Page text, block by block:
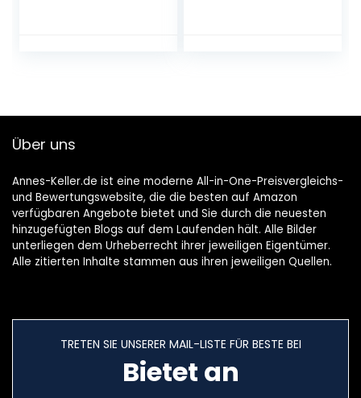
Über uns
Annes-Keller.de ist eine moderne All-in-One-Preisvergleichs-
und Bewertungswebsite, die die besten auf Amazon
verfügbaren Angebote bietet und Sie durch die neuesten
hinzugefügten Blogs auf dem Laufenden hält. Alle Bilder
unterliegen dem Urheberrecht ihrer jeweiligen Eigentümer.
Alle zitierten Inhalte stammen aus ihren jeweiligen Quellen.
TRETEN SIE UNSERER MAIL-LISTE FÜR BESTE BEI
Bietet an